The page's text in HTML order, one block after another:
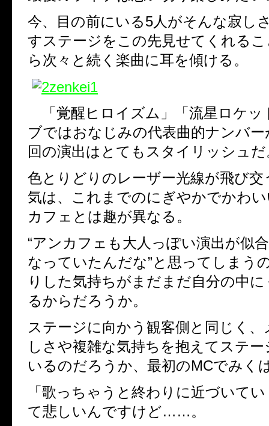
今、目の前にいる5人がそんな寂し
すステージをこの先見せてくれる
ら次々と続く楽曲に耳を傾ける。
「覚醒ヒロイズム」「流星ロケッ
ブではおなじみの代表曲的ナンバ
回の演出はとてもスタイリッシュだ
色とりどりのレーザー光線が飛び交
気は、これまでのにぎやかでかわ
カフェとは趣が異なる。
“アンカフェも大人っぽい演出が似
なっていたんだな”と思ってしまう
りした気持ちがまだまだ自分の中
るからだろうか。
ステージに向かう観客側と同じく
しさや複雑な気持ちを抱えてステ
いるのだろうか、最初のMCでみく
「歌っちゃうと終わりに近づいて
て悲しいんですけど……。